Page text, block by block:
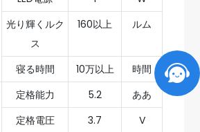
光り輝くルク
ス
160以上 ルム
寝る時間 10万以上
時間
定格能力 5.2
ああ
定格電圧
3.7
V